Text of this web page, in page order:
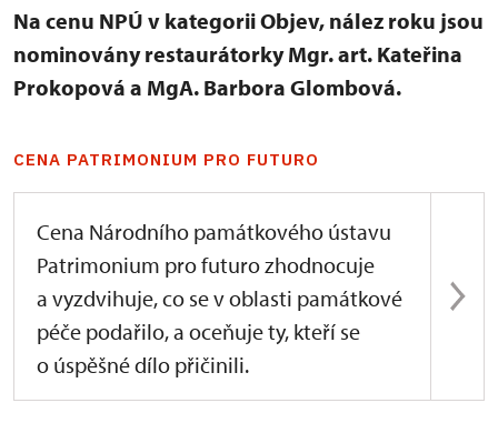
Na cenu NPÚ v kategorii Objev, nález roku jsou
nominovány restaurátorky Mgr. art. Kateřina
Prokopová a MgA. Barbora Glombová.
CENA PATRIMONIUM PRO FUTURO
Cena Národního památkového ústavu
Patrimonium pro futuro zhodnocuje
a vyzdvihuje, co se v oblasti památkové
péče podařilo, a oceňuje ty, kteří se
o úspěšné dílo přičinili.